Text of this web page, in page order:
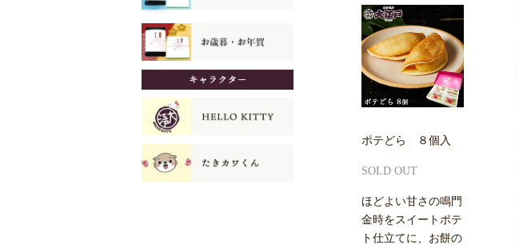
ポテどら ８個入
SOLD OUT
ほどよい甘さの鳴門
金時をスイートポテ
ト仕立てに、お餅の